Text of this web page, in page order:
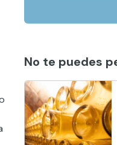
No te puedes